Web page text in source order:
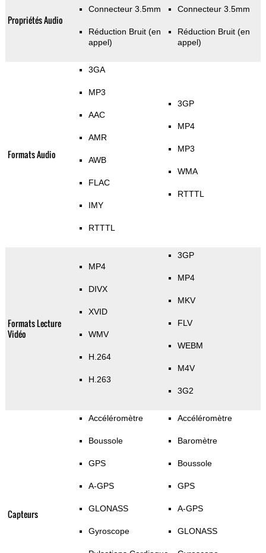
Propriétés Audio
Connecteur 3.5mm
Réduction Bruit (en
appel)
Connecteur 3.5mm
Réduction Bruit (en
appel)
Formats Audio
3GA
MP3
AAC
AMR
AWB
FLAC
IMY
RTTTL
3GP
MP4
MP3
WMA
RTTTL
Formats Lecture
Vidéo
MP4
DIVX
XVID
WMV
H.264
H.263
3GP
MP4
MKV
FLV
WEBM
M4V
3G2
Capteurs
Accéléromètre
Boussole
GPS
A-GPS
GLONASS
Gyroscope
Accéléromètre
Baromètre
Boussole
GPS
A-GPS
GLONASS